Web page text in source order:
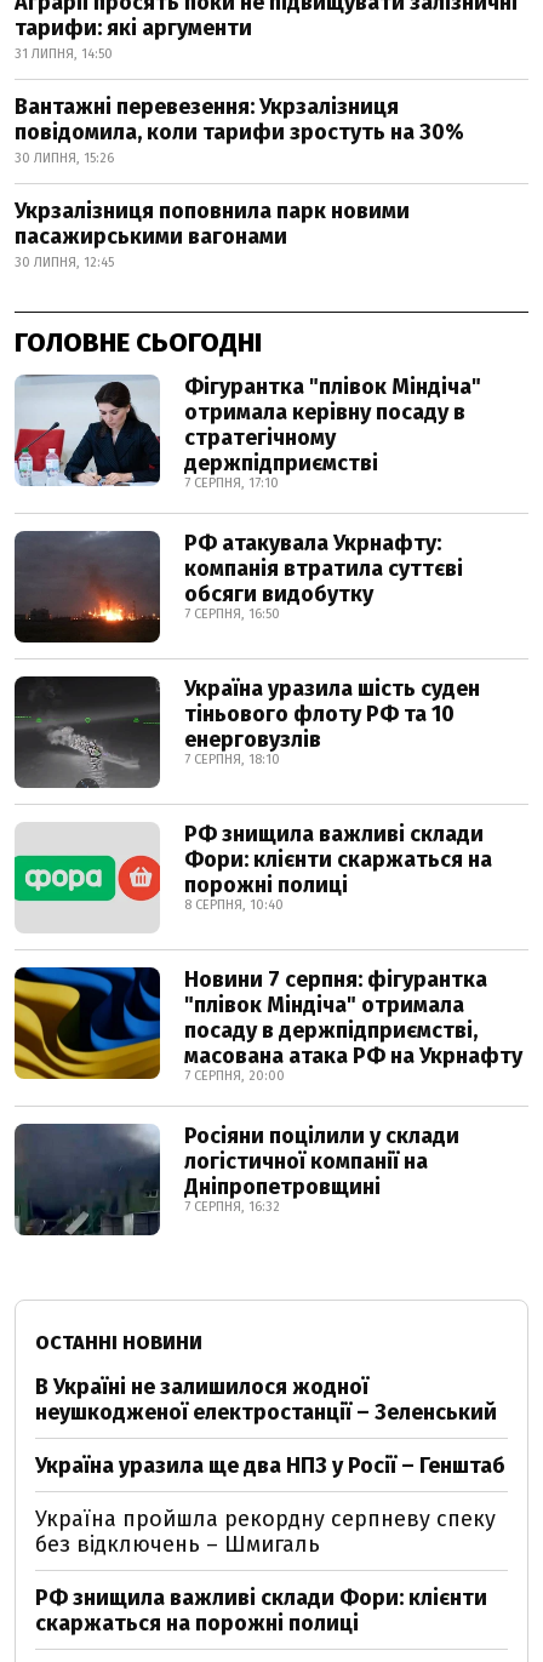
тарифи: які аргументи
31 ЛИПНЯ, 14:50
Вантажні перевезення: Укрзалізниця
повідомила, коли тарифи зростуть на 30%
30 ЛИПНЯ, 15:26
Укрзалізниця поповнила парк новими
пасажирськими вагонами
30 ЛИПНЯ, 12:45
ГОЛОВНЕ СЬОГОДНІ
Фігурантка "плівок Міндіча"
отримала керівну посаду в
стратегічному
держпідприємстві
7 СЕРПНЯ, 17:10
РФ атакувала Укрнафту:
компанія втратила суттєві
обсяги видобутку
7 СЕРПНЯ, 16:50
Україна уразила шість суден
тіньового флоту РФ та 10
енерговузлів
7 СЕРПНЯ, 18:10
РФ знищила важливі склади
Фори: клієнти скаржаться на
порожні полиці
8 СЕРПНЯ, 10:40
Новини 7 серпня: фігурантка
"плівок Міндіча" отримала
посаду в держпідприємстві,
масована атака РФ на Укрнафту
7 СЕРПНЯ, 20:00
Росіяни поцілили у склади
логістичної компанії на
Дніпропетровщині
7 СЕРПНЯ, 16:32
ОСТАННІ НОВИНИ
В Україні не залишилося жодної
неушкодженої електростанції – Зеленський
Україна уразила ще два НПЗ у Росії – Генштаб
Україна пройшла рекордну серпневу спеку
без відключень – Шмигаль
РФ знищила важливі склади Фори: клієнти
скаржаться на порожні полиці